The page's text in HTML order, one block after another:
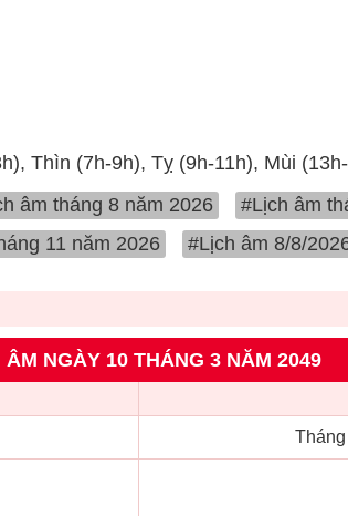
Thìn (7h-9h), Tỵ (9h-11h), Mùi
âm tháng 8 năm 2026
#Lịch âm
11 năm 2026 #Lịch âm 8/8/
ÂM NGÀY 10 THÁNG 3 NĂM 2049